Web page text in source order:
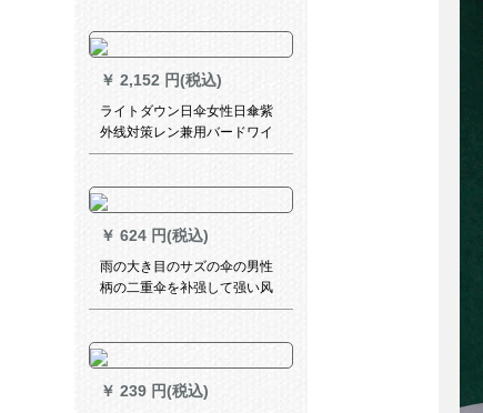
￥ 2,152 円(税込)
ライトダウン日伞女性日傘紫
外线対策レン兼用バードワイ
ン赤日焼け
￥ 624 円(税込)
雨の大き目のサズの伞の男性
柄の二重伞を补强して强い风
に抵抗して日よけする女性の
广告のゴルフの伞の二重（外
黒内の酒の赤）のペ-130 cm
￥ 239 円(税込)